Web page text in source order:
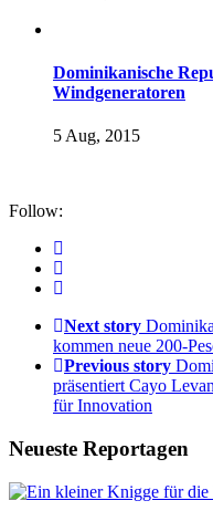
Dominikanische
Windgeneratoren
5 Aug, 2015
Follow:
Next story
kommen neue 200-
Previous story
präsentiert Cayo
für Innovation
Neueste Reportagen